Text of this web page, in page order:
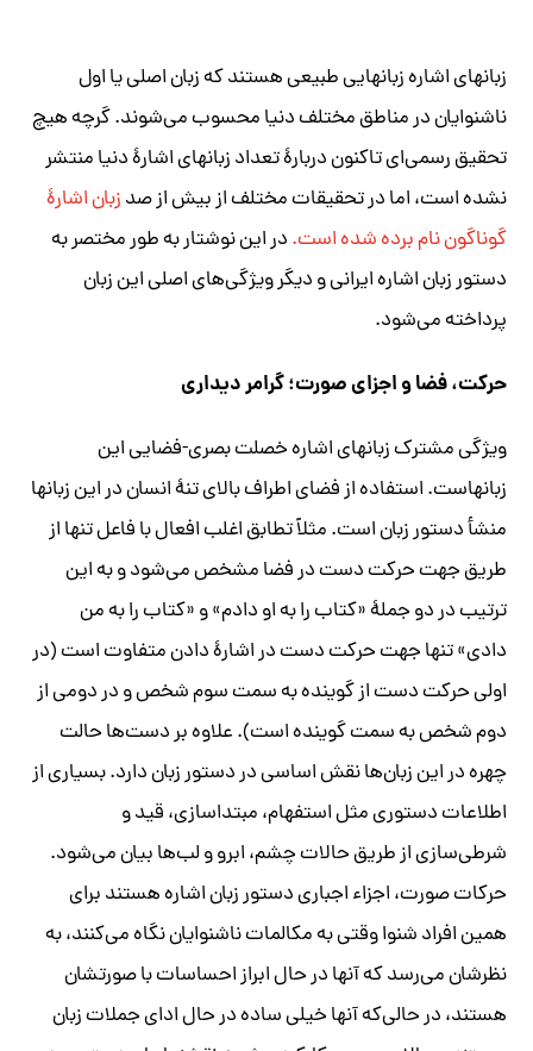
زبان
‎های اشاره زبان‎هایی طبیعی هستند که زبان اصلی یا اول
ناشنوایان در مناطق مختلف دنیا محسوب می‌شوند. گرچه هیچ
تحقیق رسمی‌‏ای تاکنون دربارۀ تعداد زبان‎های اشارۀ دنیا منتشر
نشده است، اما در تحقیقات مختلف از بیش از صدزبان اشارۀ
گوناگون نام برده شده است.در این نوشتار به طور مختصر به
دستور زبان اشاره ایرانی و دیگر ویژگی‌های اصلی این زبان
پرداخته می‌‏شود.
حرکت، فضا و اجزای صورت؛ گرامر دیداری
ویژگی مشترک زبان
‎های اشاره
خصلت بصری-فضایی این
زبان
‎هاست. استفاده از فضای اطراف بالای تنۀ انسان در این زبان‎ها
منشأ دستور زبان است. مثلاً تطابق اغلب افعال با فاعل تنها از
طریق جهت حرکت دست در فضا مشخص می‌‏شود و به این
ترتیب در دو جملۀ «کتاب را به او دادم» و «کتاب را به من
دادی» تنها جهت حرکت دست در اشارۀدادنمتفاوت است (در
اولی حرکت دست از گوینده به سمت سوم شخص و در دومی از
دوم شخص به سمت گوینده است). علاوه بر دست‌ها حالت
چهره در این زبان‌‏ها نقش اساسی در دستور زبان دارد. بسیاری از
اطلاعات دستوری مثل استفهام، مبتداسازی، قید و
شرطی‌سازی از طریق حالات چشم، ابرو و لب‌ها بیان می‌شود.
حرکات صورت، اجزاء اجباری دستور زبان اشاره هستند برای
همین افراد شنوا وقتی به مکالمات ناشنوایان نگاه می‌‏کنند، به
نظرشان می‌‏رسد که آنها در حال ابراز احساسات با صورتشان
هستند، در حالی‌که آنها خیلی ساده در حال ادای جملات زبان